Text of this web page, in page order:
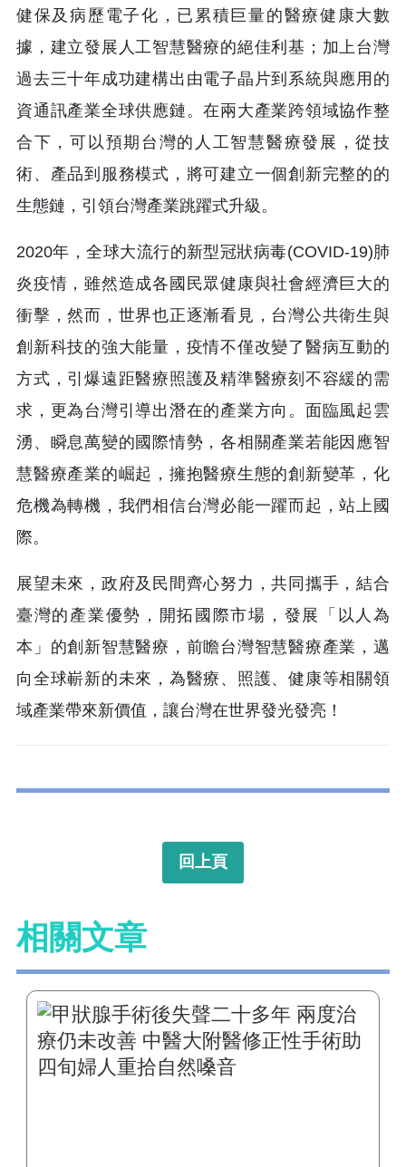
健保及病歷電子化，已累積巨量的醫療健康大數
據，建立發展人工智慧醫療的絕佳利基；加上台灣
過去三十年成功建構出由電子晶片到系統與應用的
資通訊產業全球供應鏈。在兩大產業跨領域協作整
合下，可以預期台灣的人工智慧醫療發展，從技
術、產品到服務模式，將可建立一個創新完整的的
生態鏈，引領台灣產業跳躍式升級。
2020年，全球大流行的新型冠狀病毒(COVID-19)肺
炎疫情，雖然造成各國民眾健康與社會經濟巨大的
衝擊，然而，世界也正逐漸看見，台灣公共衛生與
創新科技的強大能量，疫情不僅改變了醫病互動的
方式，引爆遠距醫療照護及精準醫療刻不容緩的需
求，更為台灣引導出潛在的產業方向。面臨風起雲
湧、瞬息萬變的國際情勢，各相關產業若能因應智
慧醫療產業的崛起，擁抱醫療生態的創新變革，化
危機為轉機，我們相信台灣必能一躍而起，站上國
際。
展望未來，政府及民間齊心努力，共同攜手，結合
臺灣的產業優勢，開拓國際市場，發展「以人為
本」的創新智慧醫療，前瞻台灣智慧醫療產業，邁
向全球嶄新的未來，為醫療、照護、健康等相關領
域產業帶來新價值，讓台灣在世界發光發亮！
回上頁
相關文章